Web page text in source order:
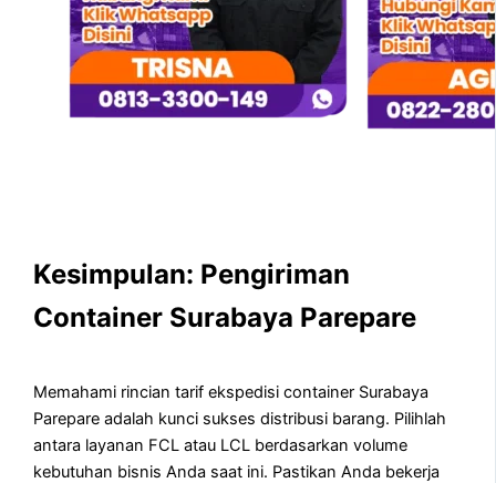
Kesimpulan: Pengiriman
Container Surabaya Parepare
Memahami rincian tarif ekspedisi container Surabaya
Parepare adalah kunci sukses distribusi barang. Pilihlah
antara layanan FCL atau LCL berdasarkan volume
kebutuhan bisnis Anda saat ini. Pastikan Anda bekerja